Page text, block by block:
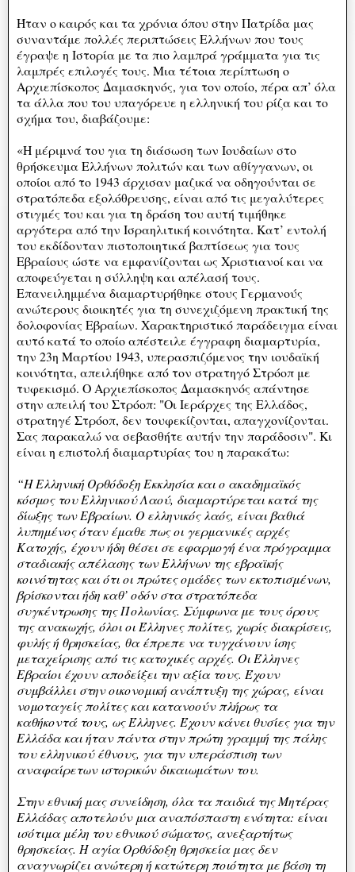
Ήταν ο καιρός και τα χρόνια όπου στην Πατρίδα μας
συναντάμε πολλές περιπτώσεις Ελλήνων που τους
έγραψε η Ιστορία με τα πιο λαμπρά γράμματα για τις
λαμπρές επιλογές τους. Μια τέτοια περίπτωση ο
Αρχιεπίσκοπος Δαμασκηνός, για τον οποίο, πέρα απ’ όλα
τα άλλα που του υπαγόρευε η ελληνική του ρίζα και το
σχήμα του, διαβάζουμε:
«Η μέριμνά του για τη διάσωση των Ιουδαίων στο
θρήσκευμα Ελλήνων πολιτών και των αθίγγανων, οι
οποίοι από το 1943 άρχισαν μαζικά να οδηγούνται σε
στρατόπεδα εξολόθρευσης, είναι από τις μεγαλύτερες
στιγμές του και για τη δράση του αυτή τιμήθηκε
αργότερα από την Ισραηλιτική κοινότητα. Κατ’ εντολή
του εκδίδονταν πιστοποιητικά βαπτίσεως για τους
Εβραίους ώστε να εμφανίζονται ως Χριστιανοί και να
αποφεύγεται η σύλληψη και απέλασή τους.
Επανειλημμένα διαμαρτυρήθηκε στους Γερμανούς
ανώτερους διοικητές για τη συνεχιζόμενη πρακτική της
δολοφονίας Εβραίων. Χαρακτηριστικό παράδειγμα είναι
αυτό κατά το οποίο απέστειλε έγγραφη διαμαρτυρία,
την 23η Μαρτίου 1943, υπερασπιζόμενος την ιουδαϊκή
κοινότητα, απειλήθηκε από τον στρατηγό Στρόοπ με
τυφεκισμό. Ο Αρχιεπίσκοπος Δαμασκηνός απάντησε
στην απειλή του Στρόοπ: "Οι Ιεράρχες της Ελλάδος,
στρατηγέ Στρόοπ, δεν τουφεκίζονται, απαγχονίζονται.
Σας παρακαλώ να σεβασθήτε αυτήν την παράδοσιν". Κι
είναι η επιστολή διαμαρτυρίας του η παρακάτω:
“Η Ελληνική Ορθόδοξη Εκκλησία και ο ακαδημαϊκός
κόσμος του Ελληνικού Λαού, διαμαρτύρεται κατά της
δίωξης των Εβραίων. Ο ελληνικός λαός, είναι βαθιά
λυπημένος όταν έμαθε πως οι γερμανικές αρχές
Κατοχής, έχουν ήδη θέσει σε εφαρμογή ένα πρόγραμμα
σταδιακής απέλασης των Ελλήνων της εβραϊκής
κοινότητας και ότι οι πρώτες ομάδες των εκτοπισμένων,
βρίσκονται ήδη καθ’ οδόν στα στρατόπεδα
συγκέντρωσης της Πολωνίας. Σύμφωνα με τους όρους
της ανακωχής, όλοι οι Έλληνες πολίτες, χωρίς διακρίσεις,
φυλής ή θρησκείας, θα έπρεπε να τυγχάνουν ίσης
μεταχείρισης από τις κατοχικές αρχές. Οι Έλληνες
Εβραίοι έχουν αποδείξει την αξία τους. Έχουν
συμβάλλει στην οικονομική ανάπτυξη της χώρας, είναι
νομοταγείς πολίτες και κατανοούν πλήρως τα
καθήκοντά τους, ως Έλληνες. Έχουν κάνει θυσίες για την
Ελλάδα και ήταν πάντα στην πρώτη γραμμή της πάλης
του ελληνικού έθνους, για την υπεράσπιση των
αναφαίρετων ιστορικών δικαιωμάτων του.
Στην εθνική μας συνείδηση, όλα τα παιδιά της Μητέρας
Ελλάδας αποτελούν μια αναπόσπαστη ενότητα: είναι
ισότιμα μέλη του εθνικού σώματος, ανεξαρτήτως
θρησκείας. Η αγία Ορθόδοξη θρησκεία μας δεν
αναγνωρίζει ανώτερη ή κατώτερη ποιότητα με βάση τη